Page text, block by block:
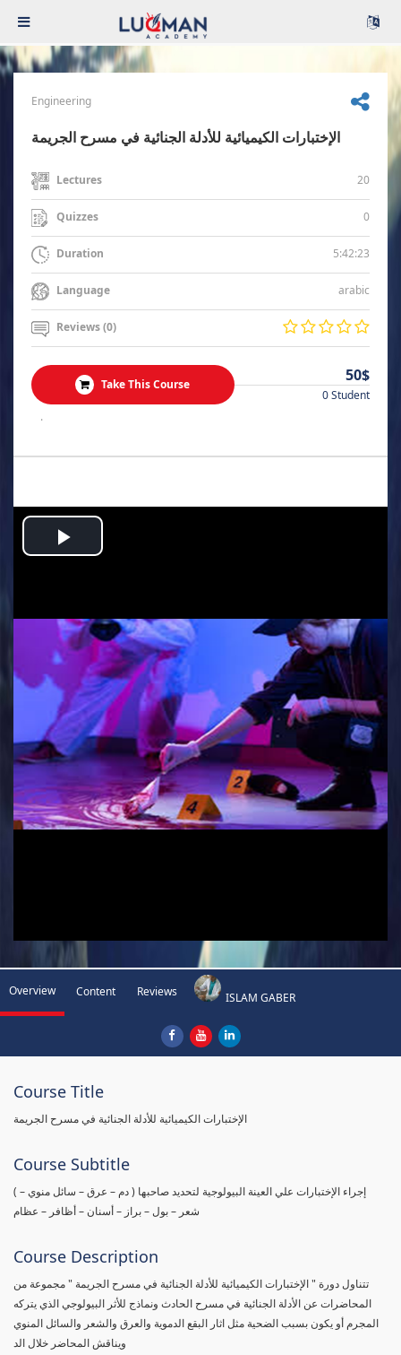
Engineering
الإختبارات الكيميائية للأدلة الجنائية في مسرح الجريمة
Lectures 20
Quizzes 0
Duration 5:42:23
Language arabic
Reviews (0)
Take This Course 50$
0 Student
.
Play
Overview Content Reviews ISLAM GABER
Course Title
الإختبارات الكيميائية للأدلة الجنائية في مسرح الجريمة
Course Subtitle
( إجراء الإختبارات علي العينة البيولوجية لتحديد صاحبها ( دم – عرق – سائل منوي –
شعر – بول – براز – أسنان – أظافر – عظام
Course Description
تتناول دورة " الإختبارات الكيميائية للأدلة الجنائية في مسرح الجريمة " مجموعة من
المحاضرات عن الأدلة الجنائية في مسرح الحادث ونماذج للأثر البيولوجي الذي يتركه
المجرم أو يكون بسبب الضحية مثل اثار البقع الدموية والعرق والشعر والسائل المنوي
ويناقش المحاضر خلال الد